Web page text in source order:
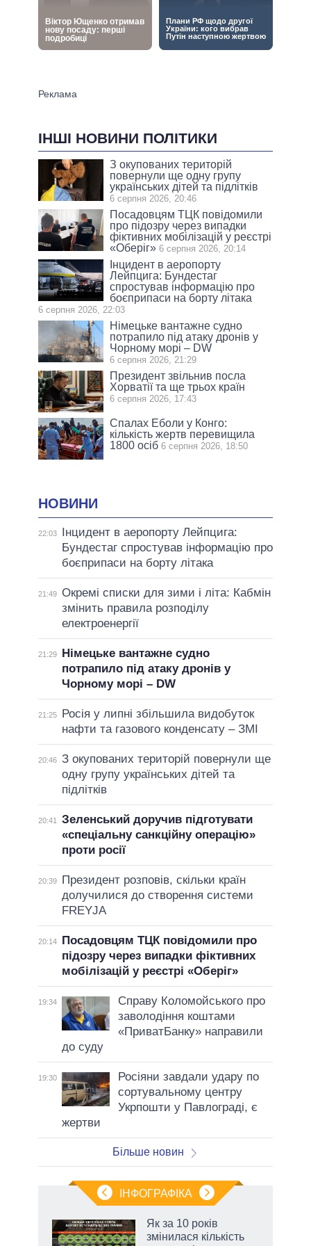
ІНШІ НОВИНИ ПОЛІТИКИ
З окупованих територій
повернули ще одну групу
українських дітей та підлітків
6 серпня 2026, 20:46
Посадовцям ТЦК повідомили
про підозру через випадки
фіктивних мобілізацій у реєстрі
«Оберіг» 6 серпня 2026, 20:14
Інцидент в аеропорту
Лейпцига: Бундестаг
спростував інформацію про
боєприпаси на борту літака
6 серпня 2026, 22:03
Німецьке вантажне судно
потрапило під атаку дронів у
Чорному морі – DW
6 серпня 2026, 21:29
Президент звільнив посла
Хорватії та ще трьох країн
6 серпня 2026, 17:43
Спалах Еболи у Конго:
кількість жертв перевищила
1800 осіб 6 серпня 2026, 18:50
НОВИНИ
22:03
Інцидент в аеропорту Лейпцига:
Бундестаг спростував інформацію про
боєприпаси на борту літака
21:49 Окремі списки для зими і літа: Кабмін
змінить правила розподілу
електроенергії
21:29
Німецьке вантажне судно
потрапило під атаку дронів у
Чорному морі – DW
21:25
Росія у липні збільшила видобуток
нафти та газового конденсату – ЗМІ
20:46 З окупованих територій повернули ще
одну групу українських дітей та
підлітків
20:41
Зеленський доручив підготувати
«спеціальну санкційну операцію»
проти росії
20:39
Президент розповів, скільки країн
долучилися до створення системи
FREYJA
20:14
Посадовцям ТЦК повідомили про
підозру через випадки фіктивних
мобілізацій у реєстрі «Оберіг»
19:34
Справу Коломойського про
заволодіння коштами
«ПриватБанку» направили
до суду
19:30
Росіяни завдали удару по
сортувальному центру
Укрпошти у Павлограді, є
жертви
Більше новин
ІНФОГРАФІКА
Як за 10 років
змінилася кількість